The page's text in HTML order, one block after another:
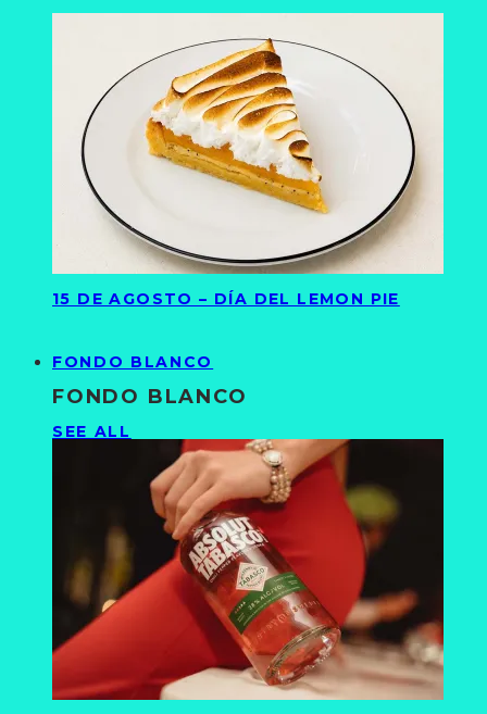
15 DE AGOSTO – DÍA DEL LEMON PIE
FONDO BLANCO
FONDO BLANCO
SEE ALL